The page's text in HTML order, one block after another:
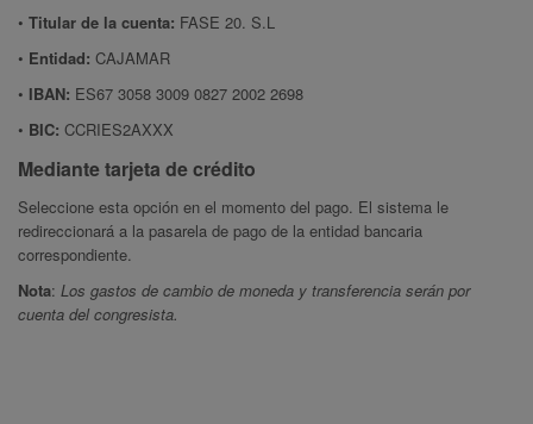
• Titular de la cuenta: FASE 20. S.L
• Entidad: CAJAMAR
• IBAN: ES67 3058 3009 0827 2002 2698
• BIC: CCRIES2AXXX
Mediante tarjeta de crédito
Seleccione esta opción en el momento del pago. El sistema le
redireccionará a la pasarela de pago de la entidad bancaria
correspondiente.
Nota: Los gastos de cambio de moneda y transferencia serán por
cuenta del congresista.